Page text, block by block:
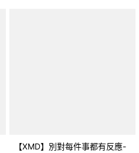
【XMD】別對每件事都有反應-